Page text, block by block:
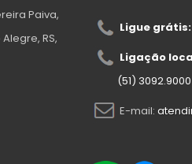
Paiva,
RS,
Ligue grátis:
Ligação
(51) 3092.9000
E-mail: